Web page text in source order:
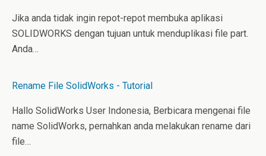
Jika anda tidak ingin repot-repot membuka aplikasi
SOLIDWORKS dengan tujuan untuk menduplikasi file part.
Anda…
Rename File SolidWorks - Tutorial
Hallo SolidWorks User Indonesia, Berbicara mengenai file
name SolidWorks, pernahkan anda melakukan rename dari
file…